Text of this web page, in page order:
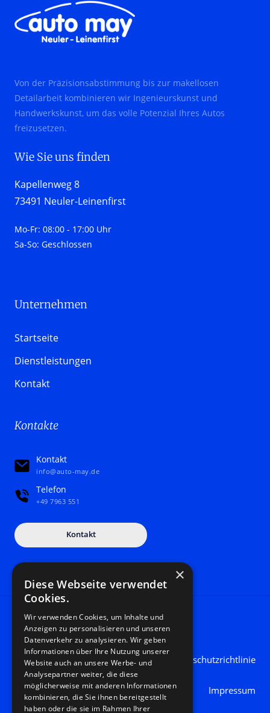
Von der Präzisionsabstimmung bis zur makellosen
Detailarbeit kombinieren wir Ingenieurskunst und
Handwerkskunst, um das volle Potenzial Ihres Autos
freizusetzen.
Wie Sie uns finden
Kapellenweg 8
73491 Neuler-Leinenfirst
Mo-Fr: 08:00 - 17:00 Uhr
Sa-So: Geschlossen
Unternehmen
Startseite
Dienstleistungen
Kontakt
Kontakte
Kontakt
info@auto-may.de
Telefon
+49 7963 551
Kontakt
AutoMayGmbH © Alle Rechte vorbehalten
Datenschutzrichtlinie
Impressum
×
Diese Webseite verwendet
Cookies.
Wir verwenden Cookies, um Inhalte und
Anzeigen zu personalisieren und unseren
Datenverkehr zu analysieren. Wir geben
Informationen über Ihre Nutzung unserer
Website auch an unsere Werbe- und
Analysepartner weiter, die diese
möglicherweise mit anderen Informationen
kombinieren, die Sie ihnen bereitgestellt
haben oder die sie im Rahmen Ihrer